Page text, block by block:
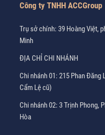
Công ty TNHH ACCGroup
Trụ sở chính: 39 Hoàng Việt,
Minh
ĐỊA CHỈ CHI NHÁNH
Chi nhánh 01: 215 Phan Đăng
Cẩm Lệ cũ)
Chi nhánh 02: 3 Trịnh Phong,
Hòa